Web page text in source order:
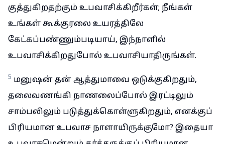
குத்துகிறதற்கும் உபவாசிக்கிறீர்கள்; நீங்கள்
உங்கள் கூக்குரலை உயரத்திலே
கேட்கப்பண்ணும்படியாய், இந்நாளில்
உபவாசிக்கிறதுபோல் உபவாசியாதிருங்கள்.
5 மனுஷன் தன் ஆத்துமாவை ஒடுக்குகிறதும்,
தலைவணங்கி நாணலைப்போல் இரட்டிலும்
சாம்பலிலும் படுத்துக்கொள்ளுகிறதும், எனக்குப்
பிரியமான உபவாச நாளாயிருக்குமோ? இதையா